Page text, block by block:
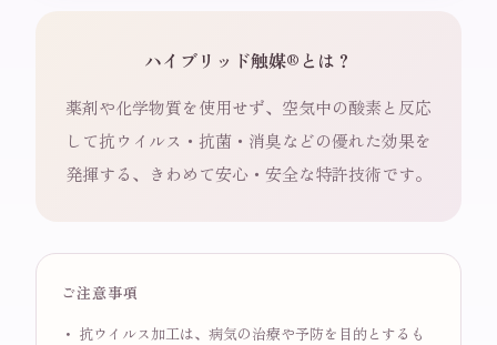
ハイブリッド触媒®とは？
薬剤や化学物質を使用せず、空気中の酸素と反応
して抗ウイルス・抗菌・消臭などの優れた効果を
発揮する、きわめて安心・安全な特許技術です。
ご注意事項
抗ウイルス加工は、病気の治療や予防を目的とするも